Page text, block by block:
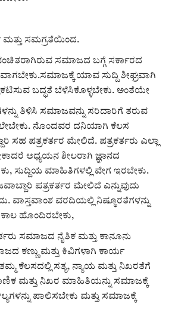
ಮತ್ತು ಸಮಗ್ರತೆಯಿಂದ.
ಸಮಾಜದ ಬಗ್ಗೆ ಸರ್ಕಾರದ
ಯಾವ ಸುದ್ದಿ ಶೀಘ್ರವಾಗಿ
ಬದ್ಧತೆ ಬೆಳೆಸಿಕೊಳ್ಳಬೇಕು. ಅಂತೆಯೇ
ತಿಳಿಸಿ ಸಮಾಜವನ್ನು ಸರಿದಾರಿಗೆ ತರುವ
ನೊಂದವರ ದನಿಯಾಗಿ ಕೆಲಸ
ಸಹ ಪತ್ರಕರ್ತರ ಮೇಲಿದೆ. ಪತ್ರಕರ್ತರು ಎಲ್ಲಾ
ಅಧ್ಯಯನ ಶೀಲರಾಗಿ ಜ್ಞಾನದ
ಸುದ್ದಿಯ ಮಾಹಿತಿಗಳಲ್ಲಿ ವೇಗ ಇರಬೇಕು.
ಪತ್ರಕರ್ತರ ಮೇಲಿದೆ ಎನ್ನುವುದು
ವರದಿಯಲ್ಲಿ ನಿಷ್ಠೂರತೆಗಳನ್ನು
ಕಾಲ ಹೊಂದಿರಬೇಕು,
ಸಮಾಜದ ನೈತಿಕ ಮತ್ತು ಕಾನೂನು
ಕಣ್ಣು ಮತ್ತು ಕಿವಿಗಳಾಗಿ ಕಾರ್ಯ
ಕೆಲಸದಲ್ಲಿ ಸತ್ಯ, ನ್ಯಾಯ ಮತ್ತು ನಿಖರತೆಗೆ
ಮತ್ತು ನಿಖರ ಮಾಹಿತಿಯನ್ನು ಸಮಾಜಕ್ಕೆ
ಪಾಲಿಸಬೇಕು ಮತ್ತು ಸಮಾಜಕ್ಕೆ